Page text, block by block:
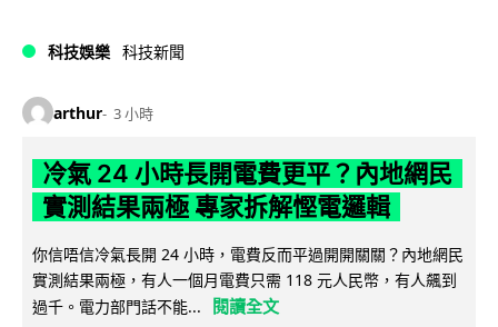
科技娛樂 科技新聞
arthur 3 小時
冷氣 24 小時長開電費更平？內地網民
實測結果兩極 專家拆解慳電邏輯
你信唔信冷氣長開 24 小時，電費反而平過開開關關？內地網民
實測結果兩極，有人一個月電費只需 118 元人民幣，有人飆到
過千。電力部門話不能...
閱讀全文